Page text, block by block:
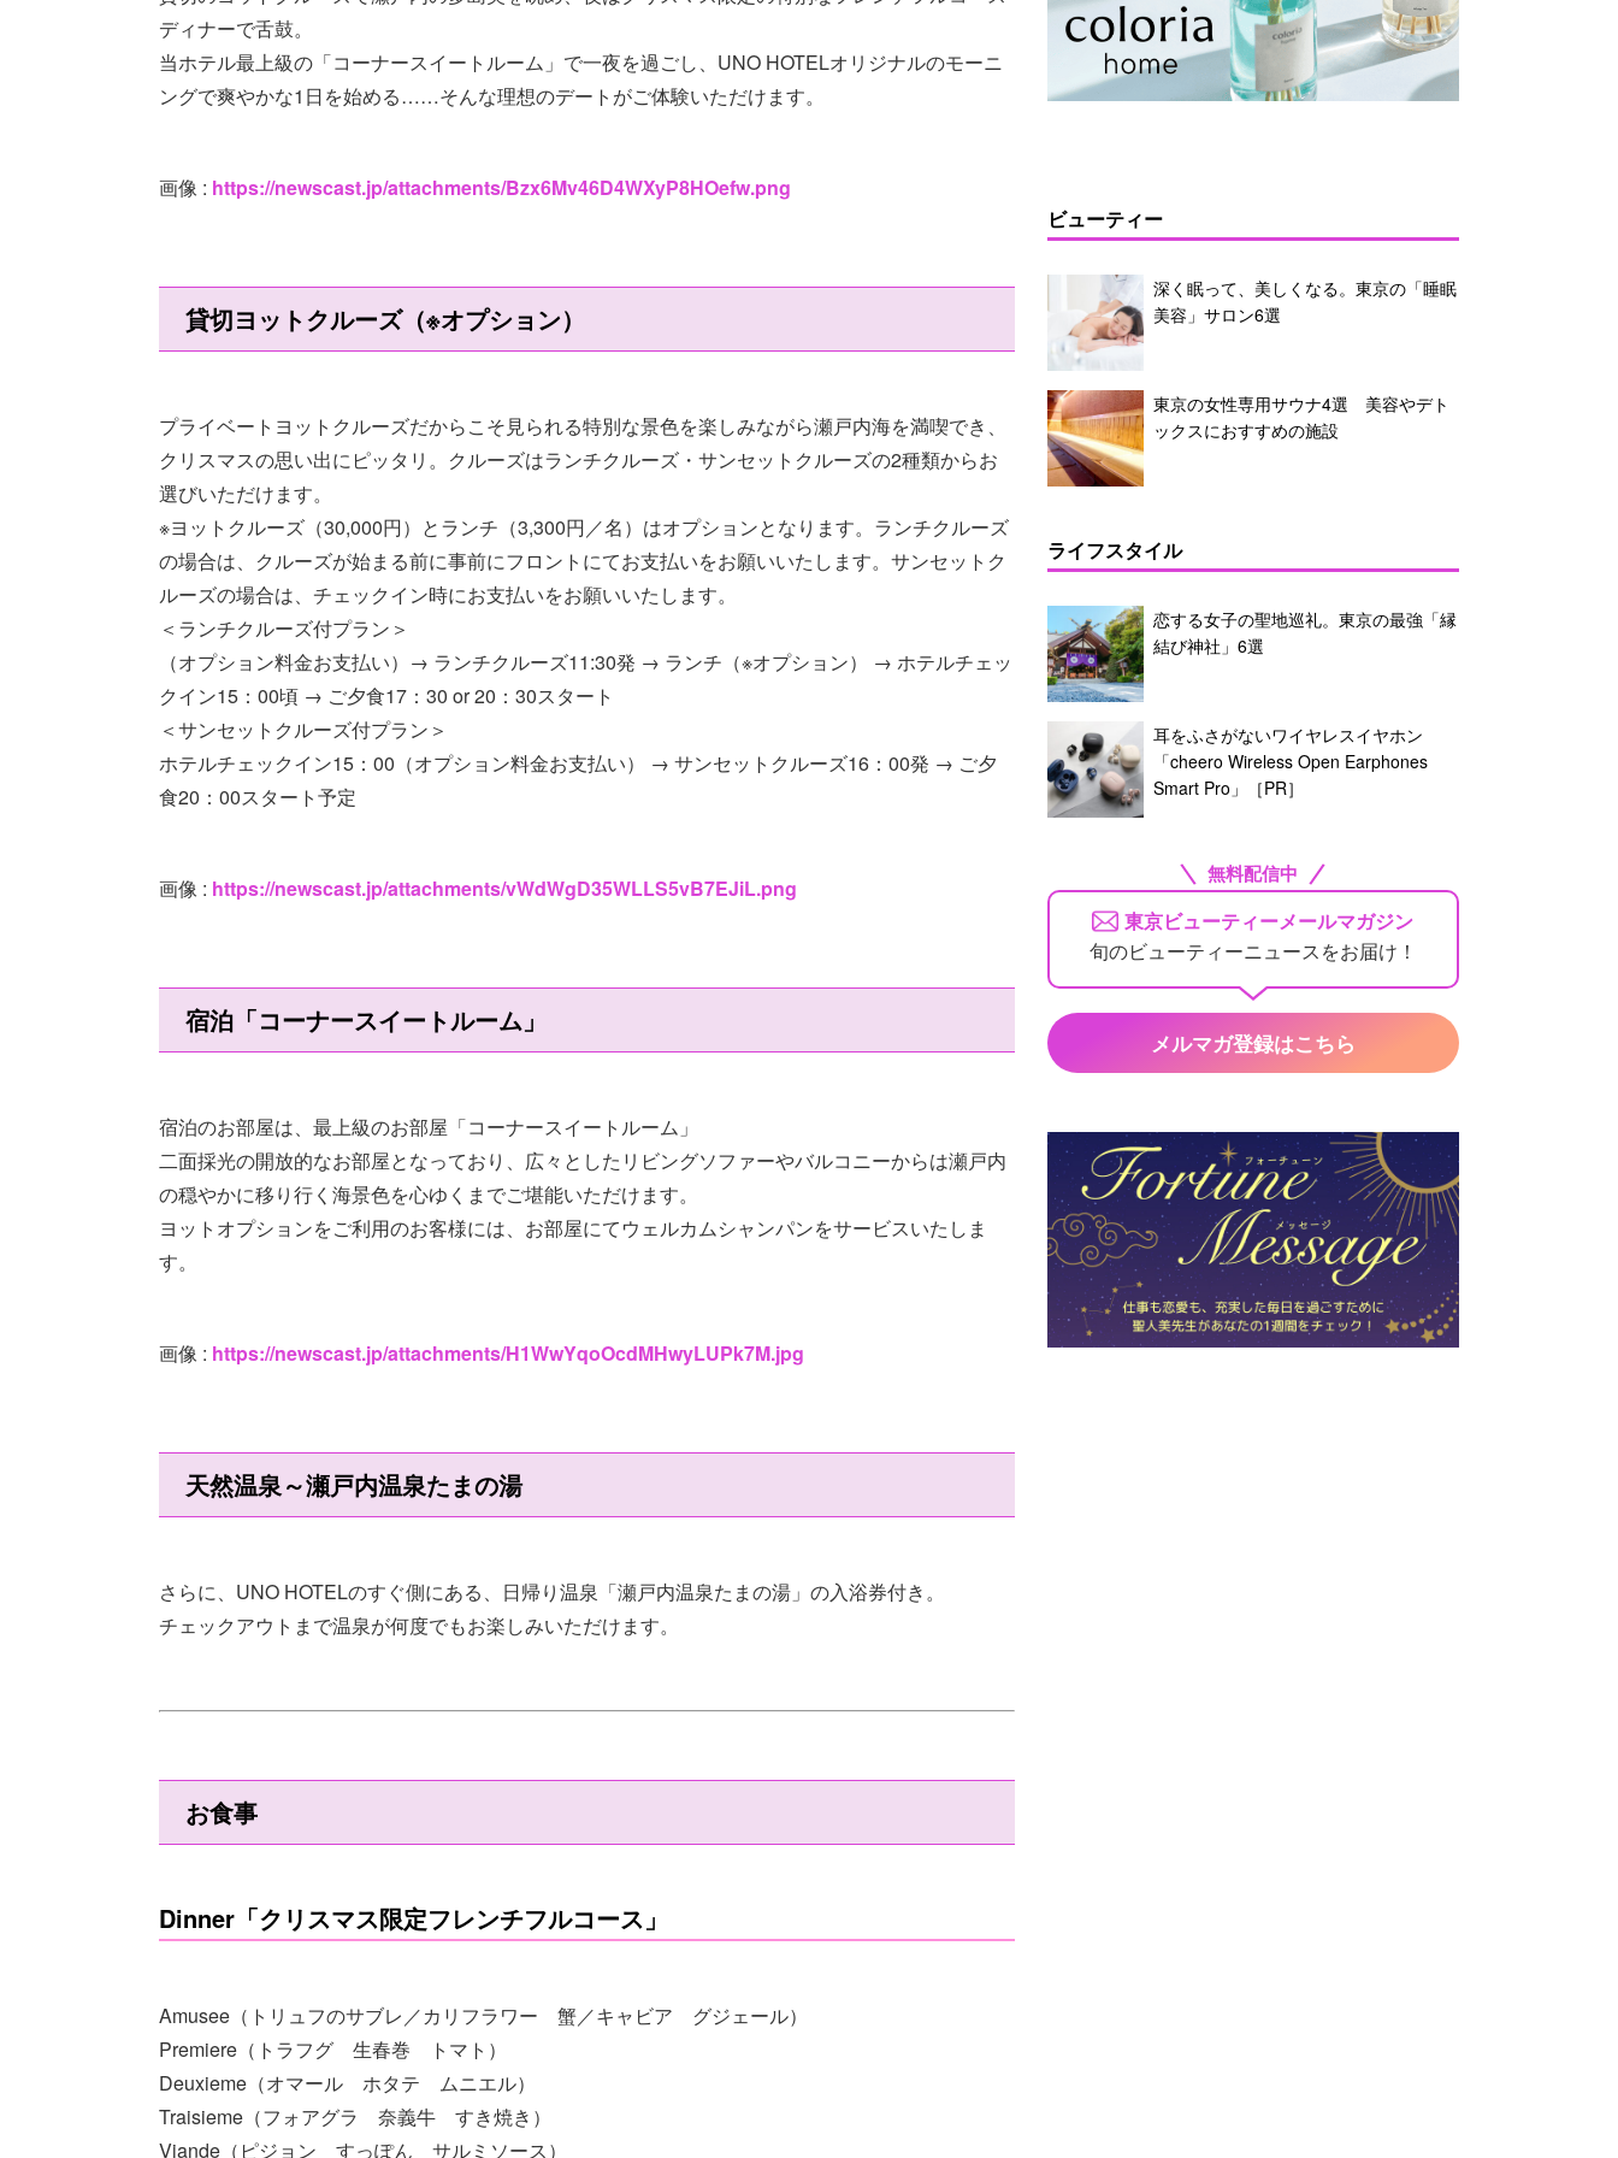
ディナーで舌鼓。
当ホテル最上級の「コーナースイートルーム」で一夜を過ごし、UNO HOTELオリジナルのモーニ
ングで爽やかな1日を始める……そんな理想のデートがご体験いただけます。
画像 : https://newscast.jp/attachments/Bzx6Mv46D4WXyP8HOefw.png
貸切ヨットクルーズ（※オプション）
プライベートヨットクルーズだからこそ見られる特別な景色を楽しみながら瀬戸内海を満喫でき、
クリスマスの思い出にピッタリ。クルーズはランチクルーズ・サンセットクルーズの2種類からお
選びいただけます。
※ヨットクルーズ（30,000円）とランチ（3,300円／名）はオプションとなります。ランチクルーズ
の場合は、クルーズが始まる前に事前にフロントにてお支払いをお願いいたします。サンセットク
ルーズの場合は、チェックイン時にお支払いをお願いいたします。
＜ランチクルーズ付プラン＞
（オプション料金お支払い）→ ランチクルーズ11:30発 → ランチ（※オプション） → ホテルチェッ
クイン15：00頃 → ご夕食17：30 or 20：30スタート
＜サンセットクルーズ付プラン＞
ホテルチェックイン15：00（オプション料金お支払い） → サンセットクルーズ16：00発 → ご夕
食20：00スタート予定
画像 : https://newscast.jp/attachments/vWdWgD35WLLS5vB7EJiL.png
宿泊「コーナースイートルーム」
宿泊のお部屋は、最上級のお部屋「コーナースイートルーム」
二面採光の開放的なお部屋となっており、広々としたリビングソファーやバルコニーからは瀬戸内
の穏やかに移り行く海景色を心ゆくまでご堪能いただけます。
ヨットオプションをご利用のお客様には、お部屋にてウェルカムシャンパンをサービスいたしま
す。
画像 : https://newscast.jp/attachments/H1WwYqoOcdMHwyLUPk7M.jpg
天然温泉～瀬戸内温泉たまの湯
さらに、UNO HOTELのすぐ側にある、日帰り温泉「瀬戸内温泉たまの湯」の入浴券付き。
チェックアウトまで温泉が何度でもお楽しみいただけます。
お食事
Dinner「クリスマス限定フレンチフルコース」
Amusee（トリュフのサブレ／カリフラワー 蟹／キャビア グジェール）
Premiere（トラフグ 生春巻 トマト）
Deuxieme（オマール ホタテ ムニエル）
Traisieme（フォアグラ 奈義牛 すき焼き）
Viande（ピジョン すっぽん サルミソース）
ビューティー
深く眠って、美しくなる。東京の「睡眠
美容」サロン6選
東京の女性専用サウナ4選 美容やデト
ックスにおすすめの施設
ライフスタイル
恋する女子の聖地巡礼。東京の最強「縁
結び神社」6選
耳をふさがないワイヤレスイヤホン
「cheero Wireless Open Earphones
Smart Pro」［PR］
無料配信中
東京ビューティーメールマガジン
旬のビューティーニュースをお届け！
メルマガ登録はこちら